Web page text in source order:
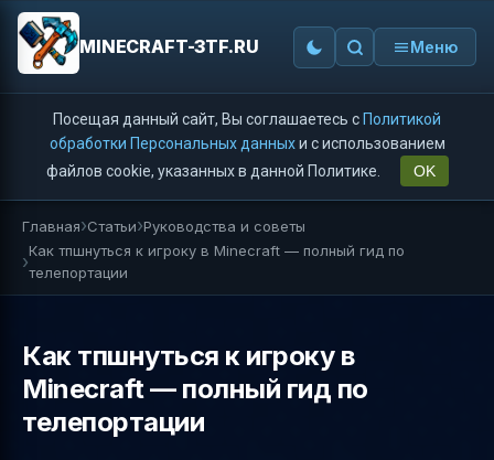
MINECRAFT-3TF.RU Меню
Посещая данный сайт, Вы соглашаетесь с Политикой
обработки Персональных данныхи с использованием
файлов cookie, указанных в данной Политике.
OK
Главная Статьи Руководства и советы
Как тпшнуться к игроку в Minecraft — полный гид по
телепортации
Как тпшнуться к игроку в
Minecraft — полный гид по
телепортации